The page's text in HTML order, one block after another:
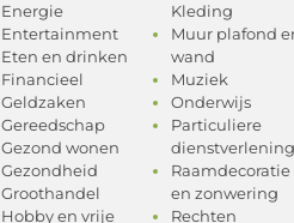
Energie
Entertainment
Eten en drinken
Financieel
Geldzaken
Gereedschap
Gezond wonen
Gezondheid
Groothandel
Hobby en vrije
Kleding
Muur plafond
wand
Muziek
Onderwijs
Particuliere
dienstverlening
Raamdecoratie
en zonwering
Rechten